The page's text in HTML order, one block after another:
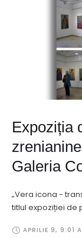
Expoziția
Galeria
„Vera icona -
titlul expoziției de
APRILIE 9, 9:01